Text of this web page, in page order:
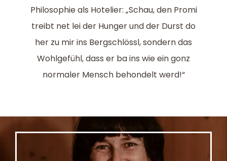
Philosophie als Hotelier: „Schau, den Promi
treibt net lei der Hunger und der Durst do
her zu mir ins Bergschlössl, sondern das
Wohlgefühl, dass er ba ins wie ein gonz
normaler Mensch behondelt werd!“